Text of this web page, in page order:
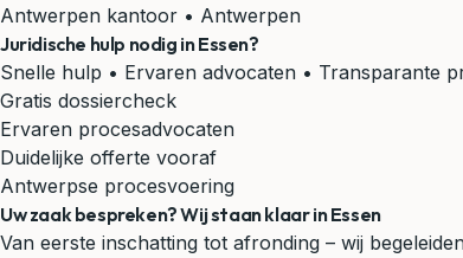
Antwerpen kantoor • Antwerpen
Juridische hulp nodig inEssen?
Snelle hulp • Ervaren advocaten • Transparante
Gratis dossiercheck
Ervaren procesadvocaten
Duidelijke offerte vooraf
Antwerpse procesvoering
Uw zaak bespreken? Wij staan klaar in Essen
Van eerste inschatting tot afronding – wij